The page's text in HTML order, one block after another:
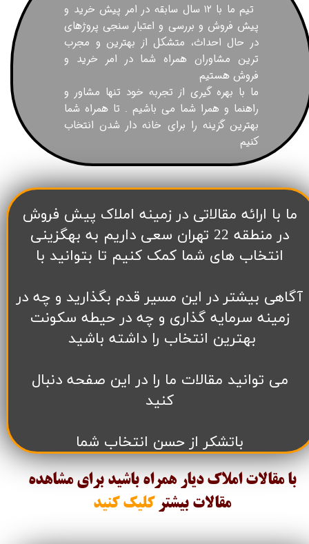
تیم ما با ۱۲ سال سابقه در امر پیش خرید و
پیش فروش و بررسی و اعتبار سنجی پروژهای
در حال احداث، متشکل از بهترین و مجرب
ترین مشاوران همراه شما در امر خرید و
فروش هستیم
ما با بهره گیری از تجربه خود تنها مشاور و
راهنما و همرا شما می باشیم . تا همراه شما
بهترین گزینه را برای خانه دار شدن انتخاب
کنیم
​ما با ارائه مقالاتی در زمینه املاک پیش فروش
در منطقه 22 تهران سعی داریم به بهگزینی
انتخاب های شما کمک کنیم تا بتوانید با
آگاهی بیشتر در این مسیر قدم بگذارید و چه در
زمینه سرمایه گذاری و چه در حیطه سکونت
بهترین انتخاب را داشته باشید
می توانید مقالات ما را در این صفحه دنبال
کنید
باتشکر از حسن انتخاب شما
با مقالات املاک دیار همراه باشید برای مشاهده
مقالات بیشتر کلیک کنید